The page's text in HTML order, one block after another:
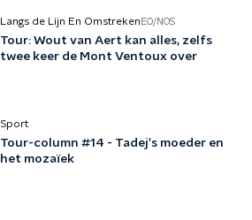
Langs de Lijn En Omstreken EO/NOS
Tour: Wout van Aert kan alles, zelfs
twee keer de Mont Ventoux over
Sport
Tour-column #14 - Tadej's moeder en
het mozaïek